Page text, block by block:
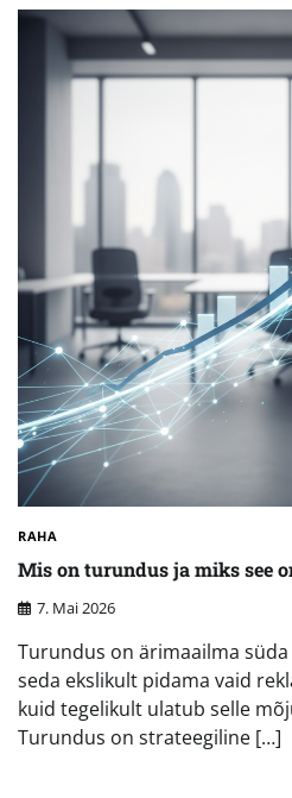
RAHA
Mis on turundus ja miks see
7. Mai 2026
Turundus on ärimaailma
seda ekslikult pidama vaid
kuid tegelikult ulatub selle
Turundus on strateegiline […]